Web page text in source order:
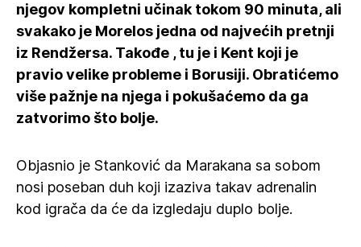
njegov kompletni učinak tokom 90 minuta, ali
svakako je Morelos jedna od najvećih pretnji
iz Rendžersa. Takođe , tu je i Kent koji je
pravio velike probleme i Borusiji. Obratićemo
više pažnje na njega i pokušaćemo da ga
zatvorimo što bolje.
Objasnio je Stanković da Marakana sa sobom
nosi poseban duh koji izaziva takav adrenalin
kod igrača da će da izgledaju duplo bolje.